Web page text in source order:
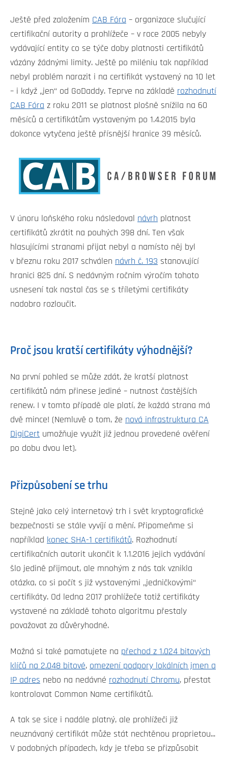
Ještě před založením CAB Fóra – organizace slučující
certifikační autority a prohlížeče – v roce 2005 nebyly
vydávající entity co se týče doby platnosti certifikátů
vázány žádnými limity. Ještě po miléniu tak například
nebyl problém narazit i na certifikát vystavený na 10 let
– i když „jen“ od GoDaddy. Teprve na základě rozhodnutí
CAB Fóra z roku 2011 se platnost plošně snížila na 60
měsíců a certifikátům vystaveným po 1.4.2015 byla
dokonce vytyčena ještě přísnější hranice 39 měsíců.
V únoru loňského roku následoval návrh platnost
certifikátů zkrátit na pouhých 398 dní. Ten však
hlasujícími stranami přijat nebyl a namísto něj byl
v březnu roku 2017 schválen návrh č. 193 stanovující
hranici 825 dní. S nedávným ročním výročím tohoto
usnesení tak nastal čas se s tříletými certifikáty
nadobro rozloučit.
Proč jsou kratší certifikáty výhodnější?
Na první pohled se může zdát, že kratší platnost
certifikátů nám přinese jediné – nutnost častějších
renew. I v tomto případě ale platí, že každá strana má
dvě mince! (Nemluvě o tom, že nová infrastruktura CA
DigiCert umožňuje využít již jednou provedené ověření
po dobu dvou let).
Přizpůsobení se trhu
Stejně jako celý internetový trh i svět kryptografické
bezpečnosti se stále vyvíjí a mění. Připomeňme si
například konec SHA-1 certifikátů. Rozhodnutí
certifikačních autorit ukončit k 1.1.2016 jejich vydávání
šlo jedině přijmout, ale mnohým z nás tak vznikla
otázka, co si počít s již vystavenými „jedničkovými“
certifikáty. Od ledna 2017 prohlížeče totiž certifikáty
vystavené na základě tohoto algoritmu přestaly
považovat za důvěryhodné.
Možná si také pamatujete na přechod z 1.024 bitových
klíčů na 2.048 bitové, omezení podpory lokálních jmen a
IP adres nebo na nedávné rozhodnutí Chromu, přestat
kontrolovat Common Name certifikátů.
A tak se sice i nadále platný, ale prohlížeči již
neuznávaný certifikát může stát nechtěnou proprietou...
V podobných případech, kdy je třeba se přizpůsobit